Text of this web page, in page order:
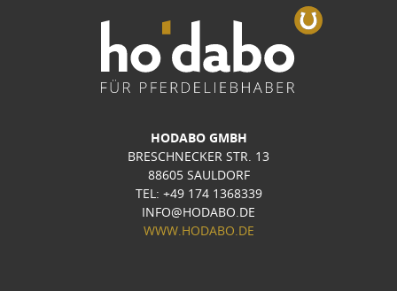
HODABO GMBH
BRESCHNECKER STR. 13
88605 SAULDORF
TEL: +49 174 1368339
INFO@HODABO.DE
WWW.HODABO.DE